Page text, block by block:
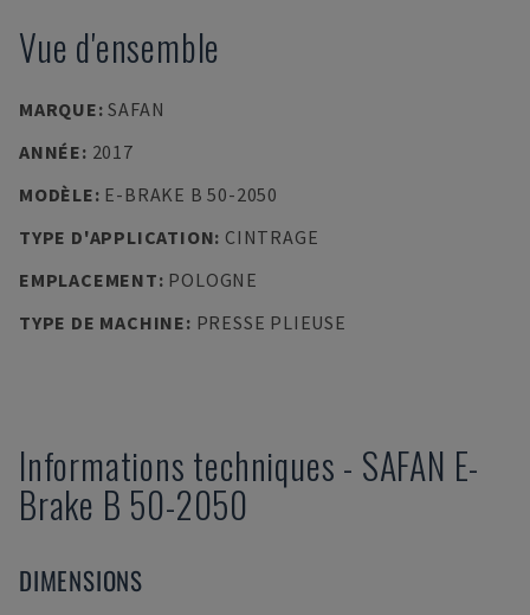
Vue d'ensemble
MARQUE:SAFAN
ANNÉE: 2017
MODÈLE: E-BRAKE B 50-2050
TYPE D'APPLICATION: CINTRAGE
EMPLACEMENT: POLOGNE
TYPE DE MACHINE: PRESSE PLIEUSE
Informations techniques - SAFAN E-
Brake B 50-2050
DIMENSIONS